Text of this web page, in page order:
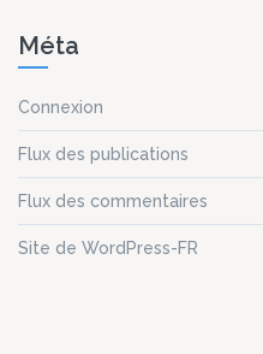
Méta
Connexion
Flux des publications
Flux des commentaires
Site de WordPress-FR